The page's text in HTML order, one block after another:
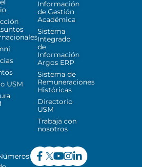
USM
Información
de Gestión
Académica
Sistema
Integrado
de
Información
Argos ERP
Sistema de
Remuneraciones
Históricas
Directorio
USM
Trabaja con
nosotros